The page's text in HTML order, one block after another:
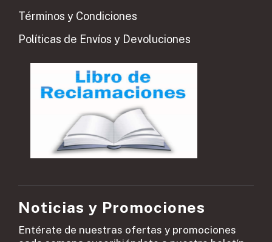
Términos y Condiciones
Políticas de Envíos y Devoluciones
Noticias y Promociones
Entérate de nuestras ofertas y promociones